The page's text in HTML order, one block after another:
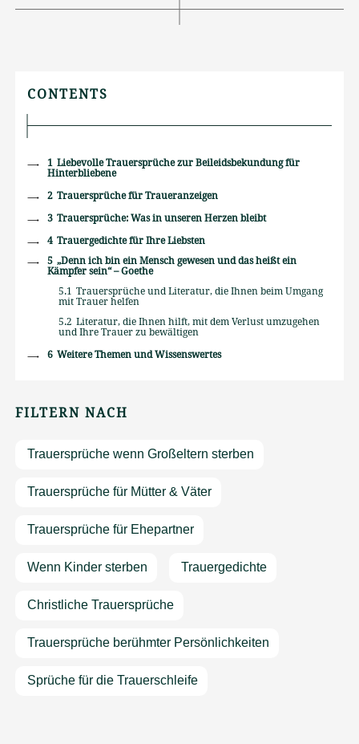
CONTENTS
1 Liebevolle Trauersprüche zur Beileidsbekundung für
Hinterbliebene
2 Trauersprüche für Traueranzeigen
3 Trauersprüche: Was in unseren Herzen bleibt
4 Trauergedichte für Ihre Liebsten
5 „Denn ich bin ein Mensch gewesen und das heißt ein
Kämpfer sein“ – Goethe
5.1 Trauersprüche und Literatur, die Ihnen beim Umgang
mit Trauer helfen
5.2 Literatur, die Ihnen hilft, mit dem Verlust umzugehen
und Ihre Trauer zu bewältigen
6 Weitere Themen und Wissenswertes
FILTERN NACH
Trauersprüche wenn Großeltern sterben
Trauersprüche für Mütter & Väter
Trauersprüche für Ehepartner
Wenn Kinder sterben Trauergedichte
Christliche Trauersprüche
Trauersprüche berühmter Persönlichkeiten
Sprüche für die Trauerschleife